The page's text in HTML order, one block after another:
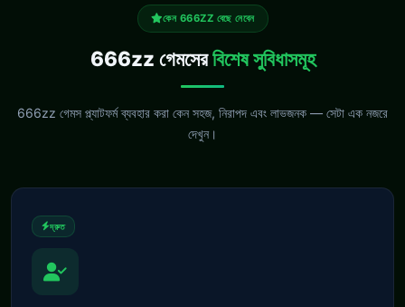
কেন 666ZZ বেছে নেবেন
666zz গেমসেরবিশেষ সুবিধাসমূহ
666zz গেমস প্ল্যাটফর্ম ব্যবহার করা কেন সহজ, নিরাপদ এবং লাভজনক — সেটা এক নজরে
দেখুন।
দ্রুত